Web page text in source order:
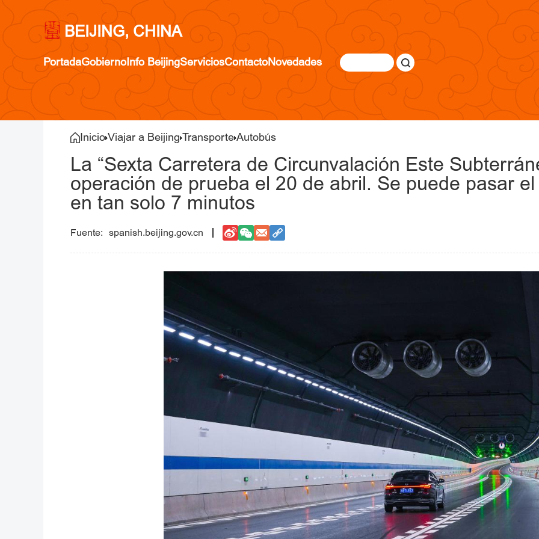
BEIJING, CHINA
PortadaGobiernoInfo BeijingServiciosContactoNovedades
InicioViajar a Beijing TransporteAutobús
La “Sexta Carretera de Circunvalación Este
operación de prueba el 20 de abril. Se puede pasar
en tan solo 7 minutos
spanish.beijing.gov.cn